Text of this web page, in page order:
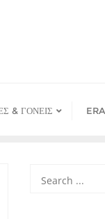
& ΓΟΝΕΙΣ